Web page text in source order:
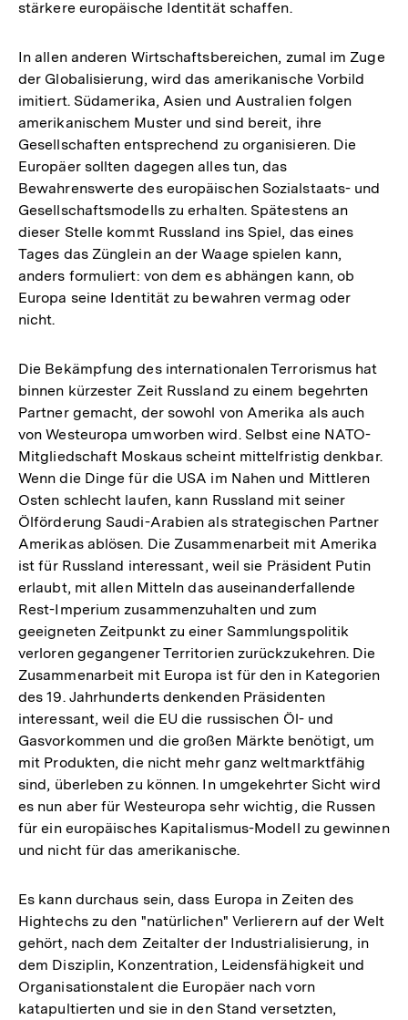
stärkere europäische Identität schaffen.
In allen anderen Wirtschaftsbereichen, zumal im Zuge
der Globalisierung, wird das amerikanische Vorbild
imitiert. Südamerika, Asien und Australien folgen
amerikanischem Muster und sind bereit, ihre
Gesellschaften entsprechend zu organisieren. Die
Europäer sollten dagegen alles tun, das
Bewahrenswerte des europäischen Sozialstaats- und
Gesellschaftsmodells zu erhalten. Spätestens an
dieser Stelle kommt Russland ins Spiel, das eines
Tages das Zünglein an der Waage spielen kann,
anders formuliert: von dem es abhängen kann, ob
Europa seine Identität zu bewahren vermag oder
nicht.
Die Bekämpfung des internationalen Terrorismus hat
binnen kürzester Zeit Russland zu einem begehrten
Partner gemacht, der sowohl von Amerika als auch
von Westeuropa umworben wird. Selbst eine NATO-
Mitgliedschaft Moskaus scheint mittelfristig denkbar.
Wenn die Dinge für die USA im Nahen und Mittleren
Osten schlecht laufen, kann Russland mit seiner
Ölförderung Saudi-Arabien als strategischen Partner
Amerikas ablösen. Die Zusammenarbeit mit Amerika
ist für Russland interessant, weil sie Präsident Putin
erlaubt, mit allen Mitteln das auseinanderfallende
Rest-Imperium zusammenzuhalten und zum
geeigneten Zeitpunkt zu einer Sammlungspolitik
verloren gegangener Territorien zurückzukehren. Die
Zusammenarbeit mit Europa ist für den in Kategorien
des 19. Jahrhunderts denkenden Präsidenten
interessant, weil die EU die russischen Öl- und
Gasvorkommen und die großen Märkte benötigt, um
mit Produkten, die nicht mehr ganz weltmarktfähig
sind, überleben zu können. In umgekehrter Sicht wird
es nun aber für Westeuropa sehr wichtig, die Russen
für ein europäisches Kapitalismus-Modell zu gewinnen
und nicht für das amerikanische.
Es kann durchaus sein, dass Europa in Zeiten des
Hightechs zu den "natürlichen" Verlierern auf der Welt
gehört, nach dem Zeitalter der Industrialisierung, in
dem Disziplin, Konzentration, Leidensfähigkeit und
Organisationstalent die Europäer nach vorn
katapultierten und sie in den Stand versetzten,